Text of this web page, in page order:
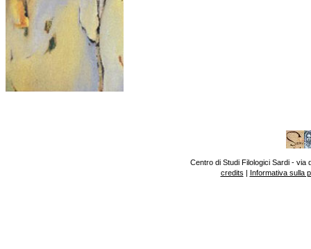
Centro di Studi Filologici Sardi - via
credits | Informativa sulla